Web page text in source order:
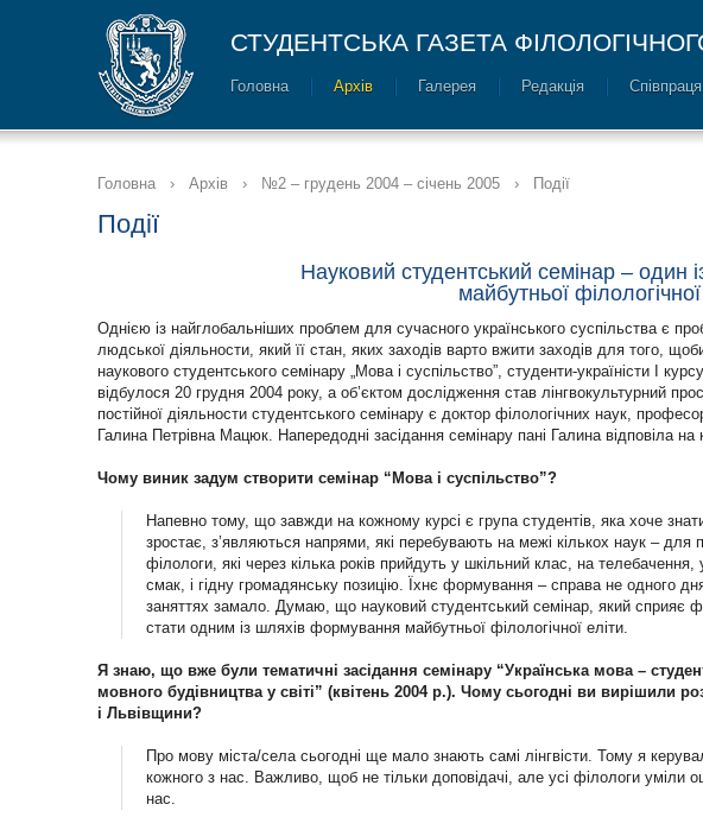
СТУДЕНТСЬКА ГАЗЕТА
Головна Архів Галерея Редакція
Головна › Архів › №2 – грудень 2004 – січень 2005 › Події
Події
Науковий студентський семінар – один
майбутньої філологічної
Однією із найглобальніших проблем для сучасного українського суспільства є
людської діяльности, який її стан, яких заходів варто вжити заходів для того,
наукового студентського семінару „Мова і суспільство”, студенти-україністи І
відбулося 20 грудня 2004 року, а об’єктом дослідження став лінгвокультурний
постійної діяльности студентського семінару є доктор філологічних наук,
Галина Петрівна Мацюк. Напередодні засідання семінару пані Галина відповіла на
Чому виник задум створити семінар “Мова і суспільство”?
Напевно тому, що завжди на кожному курсі є група студентів, яка хоче
зростає, з’являються напрями, які перебувають на межі кількох наук – для
філологи, які через кілька років прийдуть у шкільний клас, на
смак, і гідну громадянську позицію. Їхнє формування – справа не одного
заняттях замало. Думаю, що науковий студентський семінар, який сприяє
стати одним із шляхів формування майбутньої філологічної еліти.
Я знаю, що вже були тематичні засідання семінару “Українська мова –
мовного будівництва у світі” (квітень 2004 р.). Чому сьогодні ви вирішили
і Львівщини?
Про мову міста/села сьогодні ще мало знають самі лінгвісти. Тому я
кожного з нас. Важливо, щоб не тільки доповідачі, але усі філологи уміли
нас.